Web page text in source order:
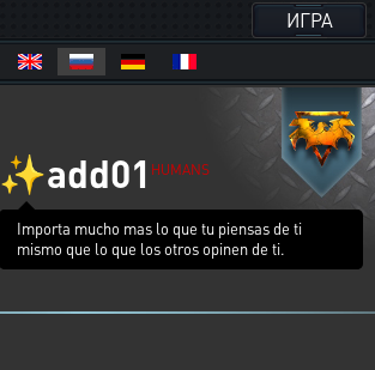
ИГРА
✨add01 HUMANS
Importa mucho mas lo que tu piensas de ti
mismo que lo que los otros opinen de ti.